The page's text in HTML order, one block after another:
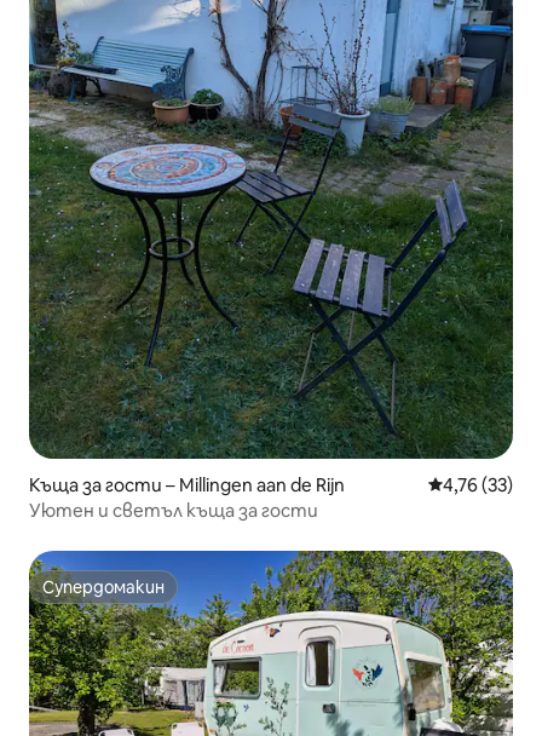
Къща за гости – Millingen aan de Rijn Средна
4,76 (33)
Уютен и светъл къща за гости
Супердомакин
Супердомакин